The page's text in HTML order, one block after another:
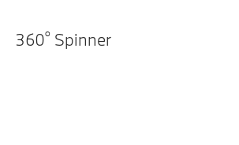
360o Spinner